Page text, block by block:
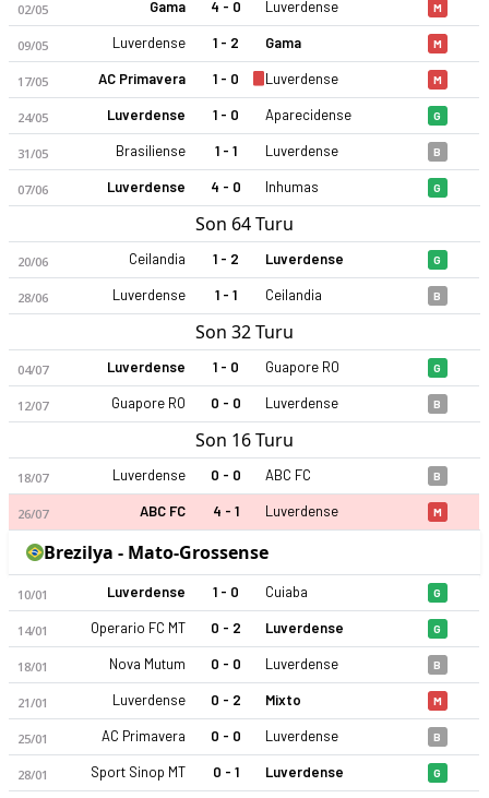
Luverdense 2026 sezonu | Mato-Grossense'de 1. sırada,
02/05 Gama 4 - 0 Luverdense M
09/05 Luverdense 1 - 2 Gama M
17/05 AC Primavera 1 - 0 Luverdense M
24/05 Luverdense 1 - 0 Aparecidense G
31/05 Brasiliense 1 - 1 Luverdense B
07/06 Luverdense 4 - 0 Inhumas G
Son 64 Turu
20/06 Ceilandia 1 - 2 Luverdense G
28/06 Luverdense 1 - 1 Ceilandia B
Son 32 Turu
04/07 Luverdense 1 - 0 Guapore RO G
12/07 Guapore RO 0 - 0 Luverdense B
Son 16 Turu
18/07 Luverdense 0 - 0 ABC FC B
26/07 ABC FC 4 - 1 Luverdense M
Brezilya - Mato-Grossense
10/01 Luverdense 1 - 0 Cuiaba G
14/01 Operario FC MT 0 - 2 Luverdense G
18/01 Nova Mutum 0 - 0 Luverdense B
21/01 Luverdense 0 - 2 Mixto M
25/01 AC Primavera 0 - 0 Luverdense B
28/01 Sport Sinop MT 0 - 1 Luverdense G